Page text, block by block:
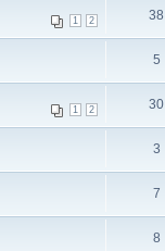
1 2 38
5
1 2 30
3
7
8